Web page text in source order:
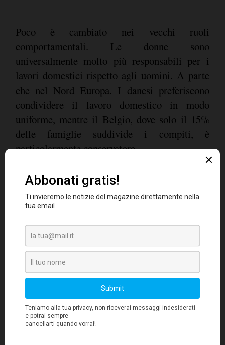
Poco è cambiato nei vecchi ruoli
comportamentali. Le donne sono
universalmente molto più responsabili per i
lavori domestici rispetto agli uomini. A parte
che nel Nord Europa. I danesi preferiscono
condividere il lavoro domestico in modo
uniforme, mentre il Belgio, dove solo il 15%
delle famiglie suddivide i compiti, è
particolarmente conservatore.
Potenziale di mercato per gli
elettrodomestici con connettività
La gente ha prima bisogno di conoscere
riconoscere i loro benefici. La stragrande
maggioranza degli intervistati ha, per esempio,
sentito parlare di sistemi di allarme
intelligenti, sistemi di illuminazione e
soluzioni di irrigazione del giardino che
possono essere controllati a distanza; ma
elettrodomestici come asciugatrici, lavatrici,